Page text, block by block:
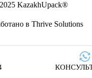
KazakhUpack®
в Thrive Solutions